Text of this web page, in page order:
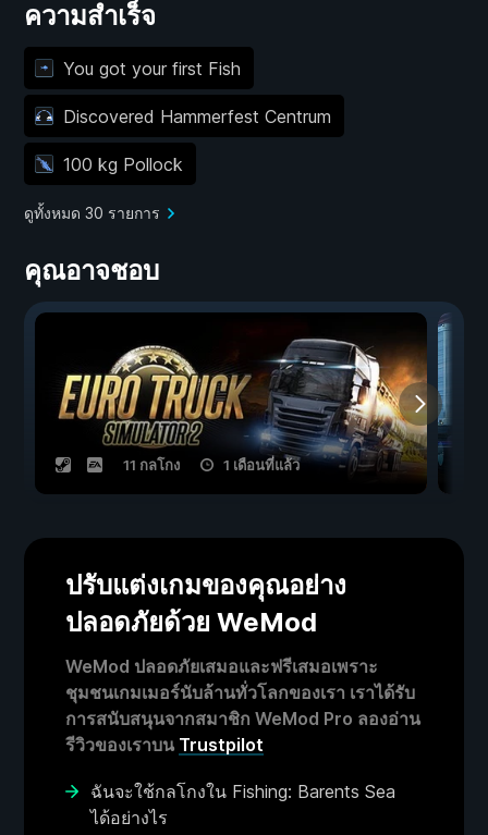
ความสำเร็จ
You got your first Fish
Discovered Hammerfest Centrum
100 kg Pollock
ดูทั้งหมด 30 รายการ
คุณอาจชอบ
11 กลโกง 1 เดือนที่แล้ว
ปรับแต่งเกมของคุณอย่าง
ปลอดภัยด้วย WeMod
WeMod ปลอดภัยเสมอและฟรีเสมอเพราะ
ชุมชนเกมเมอร์นับล้านทั่วโลกของเรา เราได้รับ
การสนับสนุนจากสมาชิก WeMod Pro ลองอ่าน
รีวิวของเราบน Trustpilot
ฉันจะใช้กลโกงใน Fishing: Barents Sea
ได้อย่างไร